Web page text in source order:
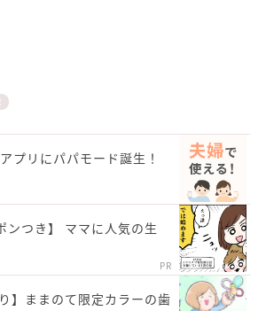
プリにパパモード誕生！
ンつき】 ママに人気の生
PR
】ままのて限定カラーの歯